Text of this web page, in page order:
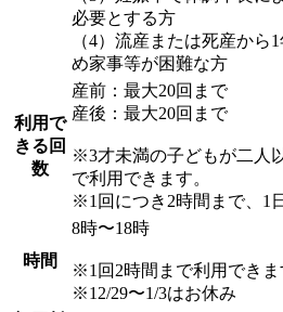
必要とする方
（4）流産または死産から
め家事等が困難な方
利用で
きる回
数
産前：最大20回まで
産後：最大20回まで
※3才未満の子どもが二人
で利用できます。
※1回につき2時間まで、1
時間
8時〜18時
※1回2時間まで利用できま
※12/29〜1/3はお休み